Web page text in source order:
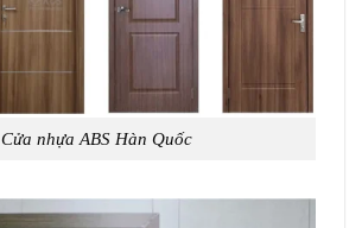
Cửa nhựa ABS Hàn Quốc